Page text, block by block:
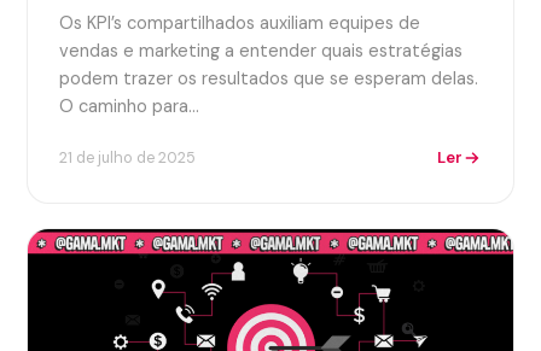
Os KPI’s compartilhados auxiliam equipes de
vendas e marketing a entender quais estratégias
podem trazer os resultados que se esperam delas.
O caminho para…
21 de julho de 2025 Ler